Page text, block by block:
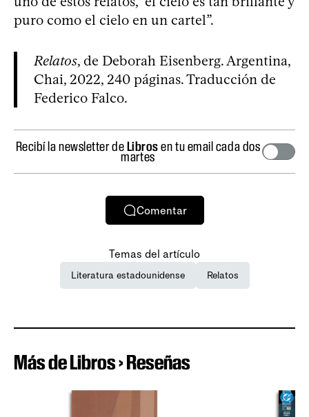
puro como el cielo en un cartel”.
Relatos, de Deborah Eisenberg. Argentina,
Chai, 2022, 240 páginas. Traducción de
Federico Falco.
Recibí la newsletter deLibrosen tu email cada dos
martes
Comentar
Temas del artículo
Literatura estadounidense Relatos
Más de Libros › Reseñas